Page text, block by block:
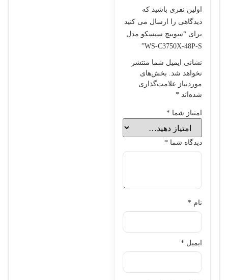
اولین نفری باشید که
دیدگاهی را ارسال می کنید
برای “سوييچ سيسکو مدل
WS-C3750X-48P-S”
نشانی ایمیل شما منتشر
نخواهد شد.
بخش‌های
موردنیاز علامت‌گذاری
شده‌اند *
امتیاز شما *
دیدگاه شما *
نام *
ایمیل *